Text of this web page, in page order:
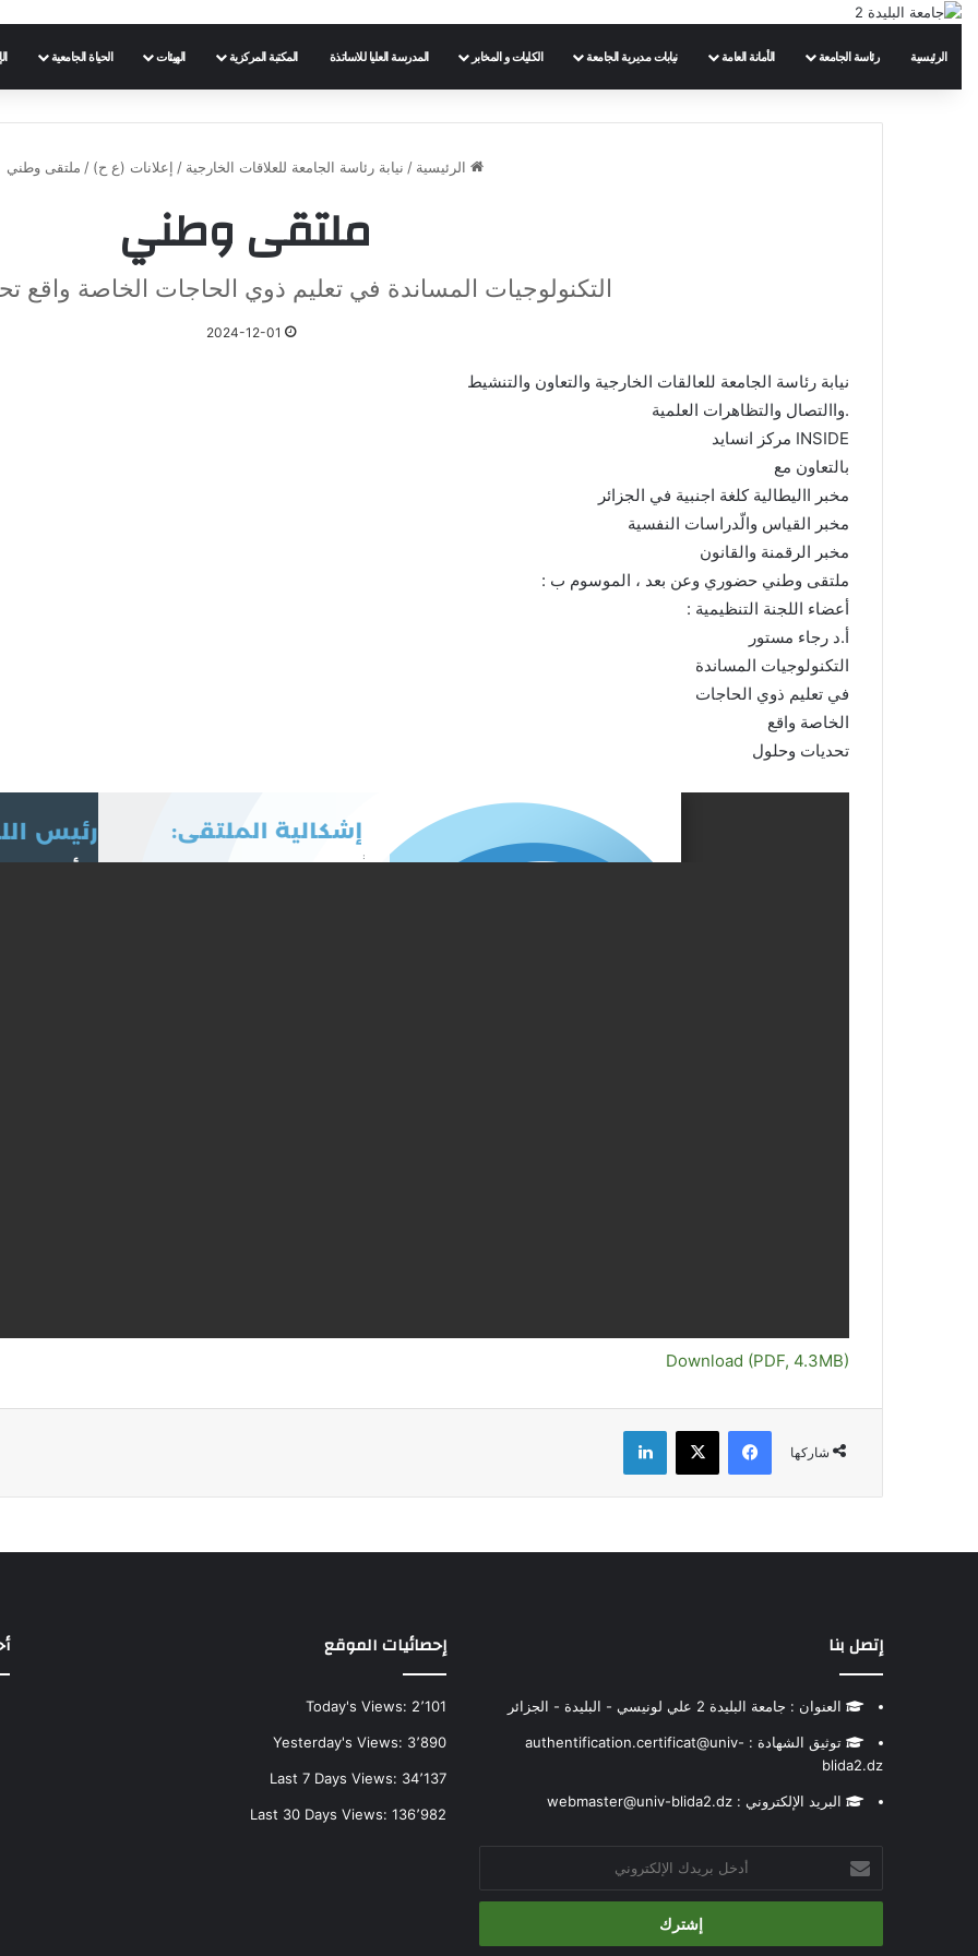
الرئيسية رئاسة الجامعة الأمانة العامة نيابات مديرية الجامعة الكليات و المخابر المدرسة العليا للاساتذة المكتبة المركزية الهيئات الحياة الجامعية
الرئيسية / نيابة رئاسة الجامعة للعلاقات الخارجية / إعلانات (ع ح) / ملتقى وطني
ملتقى وطني
التكنولوجيات المساندة في تعليم ذوي الحاجات الخاصة واقع
2024-12-01
نيابة رئاسة الجامعة للعالقات الخارجية والتعاون والتنشيط
.واالتصال والتظاهرات العلمية
INSIDE مركز انسايد
بالتعاون مع
مخبر االيطالية كلغة اجنبية في الجزائر
مخبر القياس والّدراسات النفسية
مخبر الرقمنة والقانون
ملتقى وطني حضوري وعن بعد ، الموسوم ب :
أعضاء اللجنة التنظيمية :
أ.د رجاء مستور
التكنولوجيات المساندة
في تعليم ذوي الحاجات
الخاصة واقع
تحديات وحلول
Download (PDF, 4.3MB)
شاركها
فيسبوك
إتصل بنا
العنوان : جامعة البليدة 2 علي لونيسي - البليدة - الجزائر
توثيق الشهادة : authentification.certificat@univ-
blida2.dz
البريد الإلكتروني : webmaster@univ-blida2.dz
بريدك
الإلكتروني
إحصائيات الموقع
Today's Views: 2٬101
Yesterday's Views: 3٬890
Last 7 Days Views: 34٬137
Last 30 Days Views:136٬982